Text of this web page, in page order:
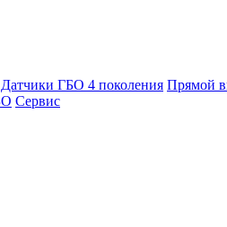
Датчики ГБО 4 поколения Прямой
Сервис